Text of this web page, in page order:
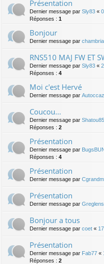
Présentation
Dernier message par Sly83 «
Réponses : 1
Bonjour
Dernier message par
RNS510 MAJ FW ET
Dernier message par Sly83 «
Réponses : 4
Moi c'est Hervé
Dernier message par Autoccaz
Coucou...
Dernier message par Shatou85
Réponses : 2
Présentation
Dernier message par
Réponses : 4
Présentation
Dernier message par
Présentation
Dernier message par
Bonjour a tous
Dernier message par coet «
Présentation
Dernier message par Fab77 «
Réponses : 2